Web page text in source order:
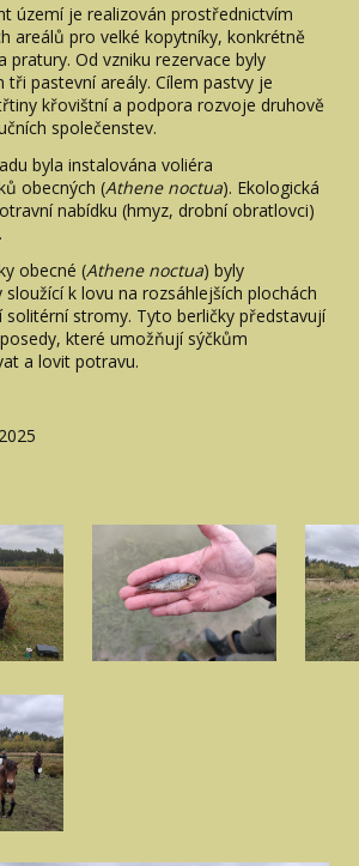
území je realizován prostřednictvím
areálů pro velké kopytníky, konkrétně
pratury. Od vzniku rezervace byly
tři pastevní areály. Cílem pastvy je
křovištní a podpora rozvoje druhově
společenstev.
byla instalována voliéra
obecných (Athene noctua). Ekologická
nabídku (hmyz, drobní obratlovci)
obecné (Athene noctua) byly
k lovu na rozsáhlejších plochách
solitérní stromy. Tyto berličky představují
které umožňují sýčkům
a lovit potravu.